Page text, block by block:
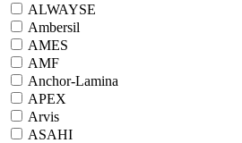
ALWAYSE
Ambersil
AMES
AMF
Anchor-Lamina
APEX
Arvis
ASAHI